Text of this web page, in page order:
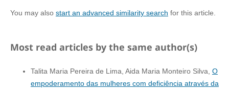
You may also start an advanced similarity search for this article.
Most read articles by the same author(s)
Talita Maria Pereira de Lima, Aida Maria Monteiro Silva, O
empoderamento das mulheres com deficiência através da